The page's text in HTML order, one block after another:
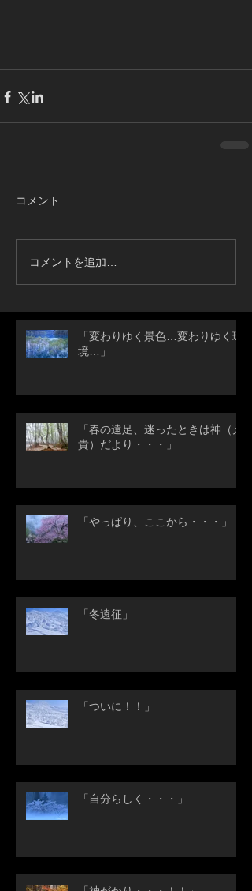
コメント
コメントを追加…
「変わりゆく景色…変わりゆく環
境…」
「春の遠足、迷ったときは神（兄
貴）だより・・・」
「やっぱり、ここから・・・」
「冬遠征」
「ついに！！」
「自分らしく・・・」